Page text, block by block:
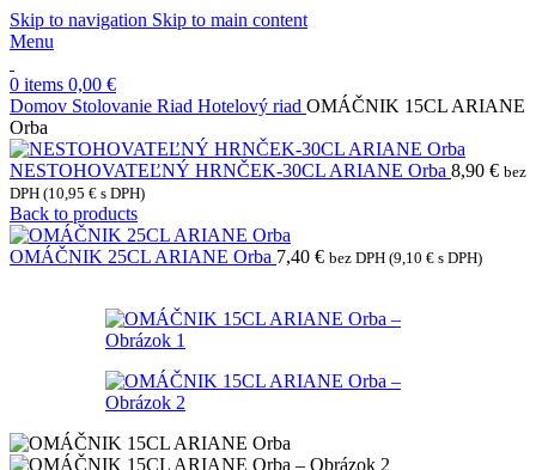
Skip to navigation Skip to main content
Menu
0 items 0,00 €
Domov Stolovanie Riad Hotelový riad OMÁČNIK 15CL ARIANE
Orba
NESTOHOVATEĽNÝ HRNČEK-30CL ARIANE Orba 8,90 € bez
DPH (10,95 € s DPH)
Back to products
OMÁČNIK 25CL ARIANE Orba 7,40 € bez DPH (9,10 € s DPH)